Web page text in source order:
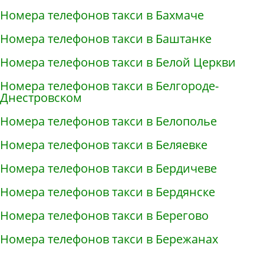
Номера телефонов такси в Бахмаче
Номера телефонов такси в Баштанке
Номера телефонов такси в Белой Церкви
Номера телефонов такси в Белгороде-
Днестровском
Номера телефонов такси в Белополье
Номера телефонов такси в Беляевке
Номера телефонов такси в Бердичеве
Номера телефонов такси в Бердянске
Номера телефонов такси в Берегово
Номера телефонов такси в Бережанах